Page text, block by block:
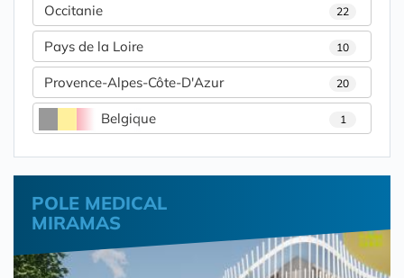
Occitanie 22
Pays de la Loire 10
Provence-Alpes-Côte-D'Azur 20
Belgique 1
POLE MEDICAL
MIRAMAS